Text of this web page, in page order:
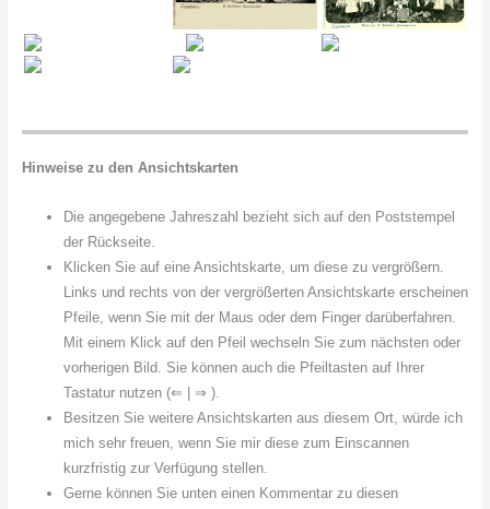
Hinweise zu den Ansichtskarten
Die angegebene Jahreszahl bezieht sich auf den Poststempel
der Rückseite.
Klicken Sie auf eine Ansichtskarte, um diese zu vergrößern.
Links und rechts von der vergrößerten Ansichtskarte erscheinen
Pfeile, wenn Sie mit der Maus oder dem Finger darüberfahren.
Mit einem Klick auf den Pfeil wechseln Sie zum nächsten oder
vorherigen Bild. Sie können auch die Pfeiltasten auf Ihrer
Tastatur nutzen (⇐ | ⇒ ).
Besitzen Sie weitere Ansichtskarten aus diesem Ort, würde ich
mich sehr freuen, wenn Sie mir diese zum Einscannen
kurzfristig zur Verfügung stellen.
Gerne können Sie unten einen Kommentar zu diesen